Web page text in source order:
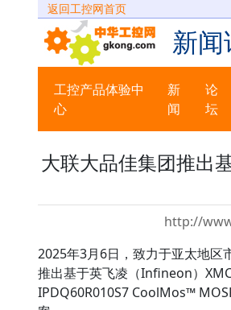
返回工控网首页
新闻
工控产品体验中
心
新
闻
论
坛
大联大品佳集团推出
http://
2025年3月6日，致力于亚太地区
推出基于英飞凌（Infineon）
IPDQ60R010S7 CoolMos™